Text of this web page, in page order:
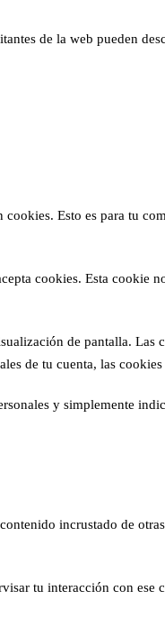
de la web pueden
Esto es para tu
cookies. Esta cookie
de pantalla. Las
de tu cuenta, las
y simplemente
incrustado de
tu interacción con